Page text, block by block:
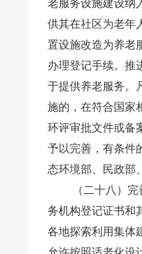
老服务设施建设纳
供其在社区为老年
置设施改造为养老
办理登记手续。推
于提供养老服务。
施的，在符合国家
环评审批文件或备
予以完善，有条件
态环境部、民政部
（二十八）
务机构登记证书和
各地探索利用集体